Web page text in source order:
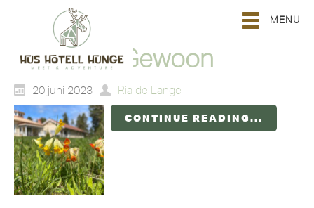
MENU
Bijzonder Gewoon
20 juni 2023 Ria de Lange
CONTINUE READING...